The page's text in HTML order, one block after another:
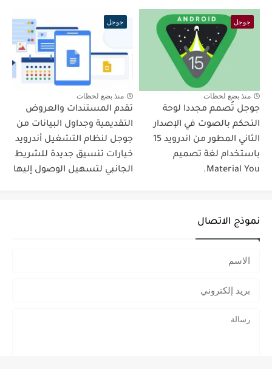
جوجل
منذ بضع لحظات
جوجل تُصمم مجددا لوحة
التحكم بالصوت في الإصدار
الثاني المطور من اندرويد 15
باستخدام لغة تصميم
Material You.
جوجل
منذ بضع لحظات
تقدم المستندات والعروض
التقديمية وجداول البيانات من
جوجل لنظام التشغيل أندرويد
خيارات تنسيق جديدة للشريط
الجانبي لتسهيل الوصول إليها
نموذج الاتصال